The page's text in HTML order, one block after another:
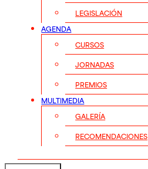
LEGISLACIÓN
AGENDA
CURSOS
JORNADAS
PREMIOS
MULTIMEDIA
GALERÍA
RECOMENDACIONES